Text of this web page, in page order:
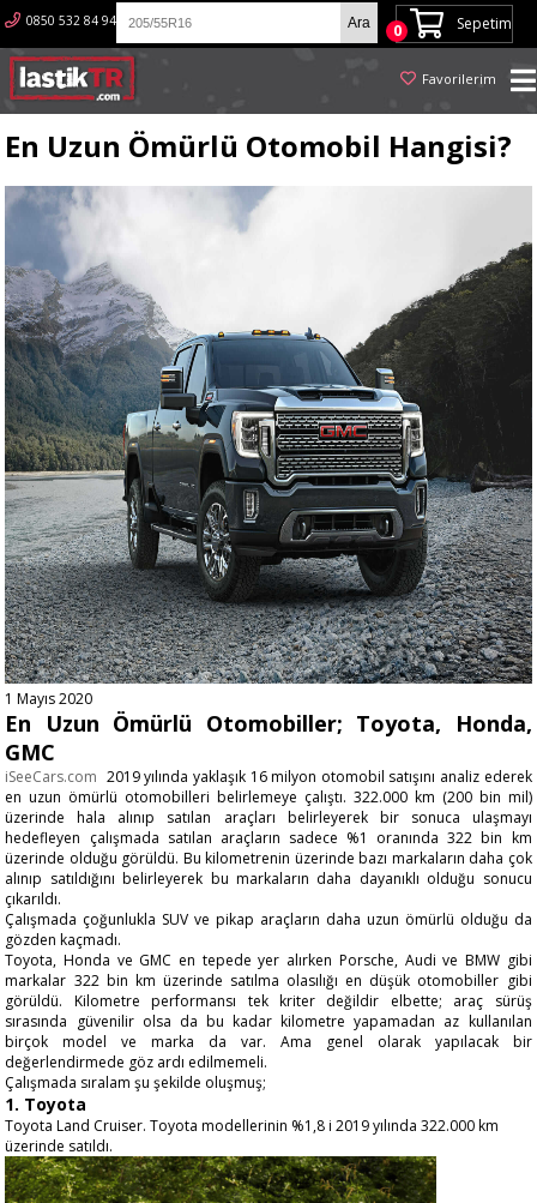
Sepetim
0
Favorilerim
0850 532 84 94
En Uzun Ömürlü Otomobil Hangisi?
1 Mayıs 2020
En Uzun Ömürlü Otomobiller; Toyota, Honda,
GMC
iSeeCars.com 2019 yılında yaklaşık 16 milyon otomobil satışını analiz ederek
en uzun ömürlü otomobilleri belirlemeye çalıştı. 322.000 km (200 bin mil)
üzerinde hala alınıp satılan araçları belirleyerek bir sonuca ulaşmayı
hedefleyen çalışmada satılan araçların sadece %1 oranında 322 bin km
üzerinde olduğu görüldü. Bu kilometrenin üzerinde bazı markaların daha çok
alınıp satıldığını belirleyerek bu markaların daha dayanıklı olduğu sonucu
çıkarıldı.
Çalışmada çoğunlukla SUV ve pikap araçların daha uzun ömürlü olduğu da
gözden kaçmadı.
Toyota, Honda ve GMC en tepede yer alırken Porsche, Audi ve BMW gibi
markalar 322 bin km üzerinde satılma olasılığı en düşük otomobiller gibi
görüldü. Kilometre performansı tek kriter değildir elbette; araç sürüş
sırasında güvenilir olsa da bu kadar kilometre yapamadan az kullanılan
birçok model ve marka da var. Ama genel olarak yapılacak bir
değerlendirmede göz ardı edilmemeli.
Çalışmada sıralam şu şekilde oluşmuş;
1. Toyota
Toyota Land Cruiser. Toyota modellerinin %1,8 i 2019 yılında 322.000 km
üzerinde satıldı.